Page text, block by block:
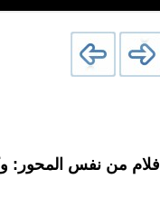
افلام من نفس المحور: